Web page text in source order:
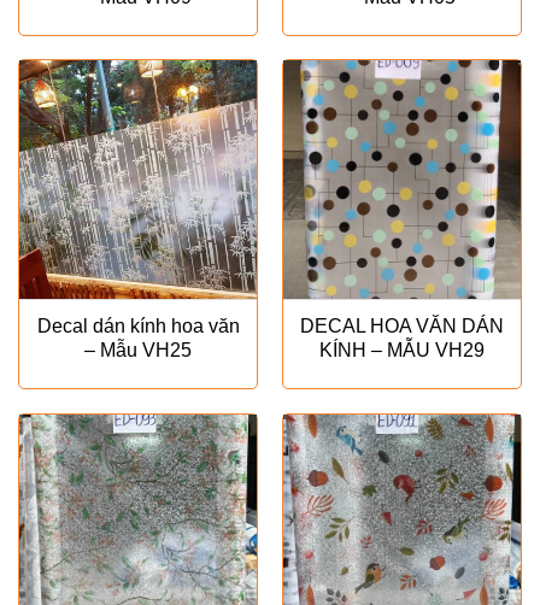
Decal dán kính hoa văn
– Mẫu VH25
DECAL HOA VĂN DÁN
KÍNH – MẪU VH29